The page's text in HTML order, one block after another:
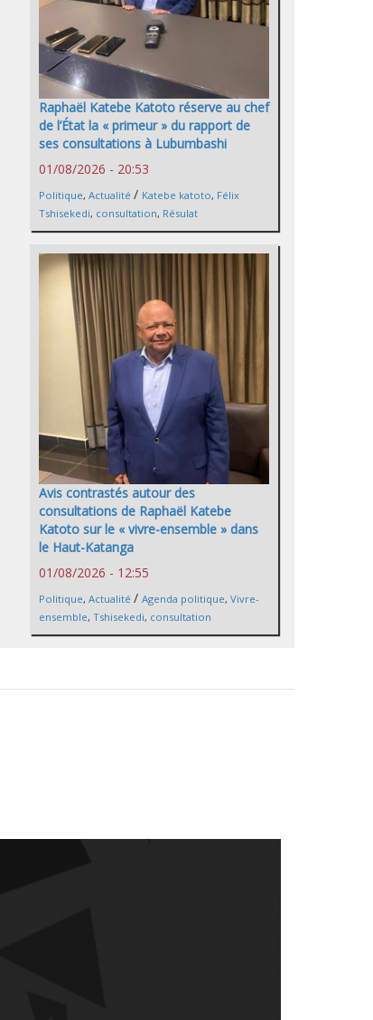
Raphaël Katebe Katoto réserve au chef
de l’État la « primeur » du rapport de
ses consultations à Lubumbashi
01/08/2026 - 20:53
Politique, Actualité / Katebe katoto, Félix
Tshisekedi, consultation, Résulat
Avis contrastés autour des
consultations de Raphaël Katebe
Katoto sur le « vivre-ensemble » dans
le Haut-Katanga
01/08/2026 - 12:55
Politique, Actualité / Agenda politique, Vivre-
ensemble, Tshisekedi, consultation